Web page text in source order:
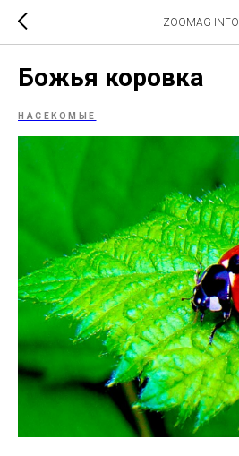
ZOOMAG-INFO
Божья коровка
НАСЕКОМЫЕ